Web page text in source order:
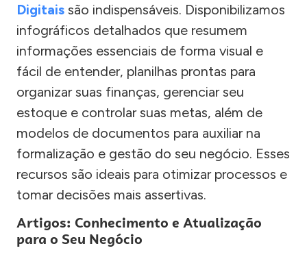
Digitais são indispensáveis. Disponibilizamos
infográficos detalhados que resumem
informações essenciais de forma visual e
fácil de entender, planilhas prontas para
organizar suas finanças, gerenciar seu
estoque e controlar suas metas, além de
modelos de documentos para auxiliar na
formalização e gestão do seu negócio. Esses
recursos são ideais para otimizar processos e
tomar decisões mais assertivas.
Artigos: Conhecimento e Atualização
para o Seu Negócio